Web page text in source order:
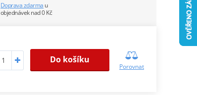
Doprava zdarma u
objednávek nad 0 Kč
Do košíku
Porovnat